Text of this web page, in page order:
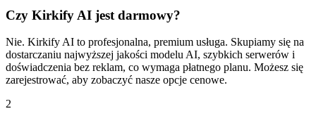
Czy Kirkify AI jest darmowy?
Nie. Kirkify AI to profesjonalna, premium usługa. Skupiamy się na
dostarczaniu najwyższej jakości modelu AI, szybkich serwerów i
doświadczenia bez reklam, co wymaga płatnego planu. Możesz się
zarejestrować, aby zobaczyć nasze opcje cenowe.
2